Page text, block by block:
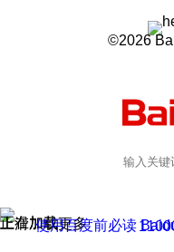
©2026
正在加载
上滑加载更多
使用百度前必读京公网